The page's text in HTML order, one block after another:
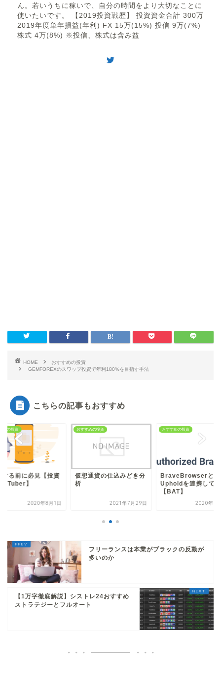
ん。若いうちに稼いで、自分の時間をより大切なことに
使いたいです。 【2019投資戦歴】 投資資金合計 300万
2019年度単年損益(年利) FX 15万(15%) 投信 9万(7%)
株式 4万(8%) ※投信、株式は含み益
HOME
おすすめの投資
GEMFOREXのスワップ投資で年利180%を目指す手法
こちらの記事もおすすめ
めの投資
通貨の仕込みどき分
2021年7月29日
おすすめの投資
BraveBrowserと
Upholdを連携してみた
2020年8月15日
おすすめの投資
投資する前に必見【
系YouTuber】
2020年8
フリーランスは本業がブラックの反動が
多いのか
【1万字徹底解説】シストレ24おすすめ
ストラテジーとフルオート